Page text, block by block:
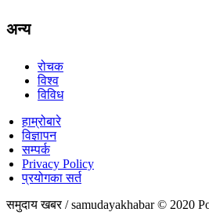
अन्य
रोचक
विश्व
विविध
हाम्रोबारे
विज्ञापन
सम्पर्क
Privacy Policy
प्रयोगका सर्त
समुदाय खबर / samudayakhabar © 2020